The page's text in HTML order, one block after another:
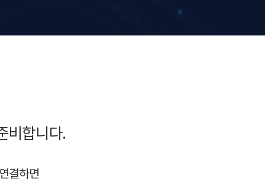
비합니다.
결하면